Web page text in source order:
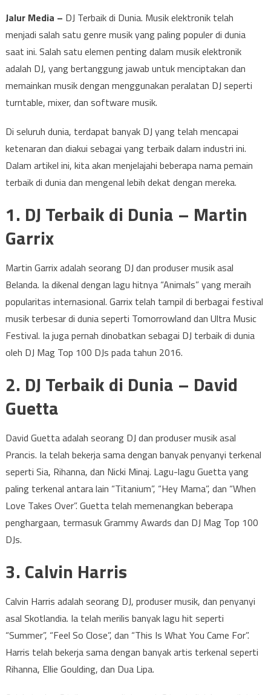
Jalur Media – DJ Terbaik di Dunia. Musik elektronik telah
menjadi salah satu genre musik yang paling populer di dunia
saat ini. Salah satu elemen penting dalam musik elektronik
adalah DJ, yang bertanggung jawab untuk menciptakan dan
memainkan musik dengan menggunakan peralatan DJ seperti
turntable, mixer, dan software musik.
Di seluruh dunia, terdapat banyak DJ yang telah mencapai
ketenaran dan diakui sebagai yang terbaik dalam industri ini.
Dalam artikel ini, kita akan menjelajahi beberapa nama pemain
terbaik di dunia dan mengenal lebih dekat dengan mereka.
1. DJ Terbaik di Dunia – Martin
Garrix
Martin Garrix adalah seorang DJ dan produser musik asal
Belanda. Ia dikenal dengan lagu hitnya “Animals” yang meraih
popularitas internasional. Garrix telah tampil di berbagai festival
musik terbesar di dunia seperti Tomorrowland dan Ultra Music
Festival. Ia juga pernah dinobatkan sebagai DJ terbaik di dunia
oleh DJ Mag Top 100 DJs pada tahun 2016.
2. DJ Terbaik di Dunia – David
Guetta
David Guetta adalah seorang DJ dan produser musik asal
Prancis. Ia telah bekerja sama dengan banyak penyanyi terkenal
seperti Sia, Rihanna, dan Nicki Minaj. Lagu-lagu Guetta yang
paling terkenal antara lain “Titanium”, “Hey Mama”, dan “When
Love Takes Over”. Guetta telah memenangkan beberapa
penghargaan, termasuk Grammy Awards dan DJ Mag Top 100
DJs.
3. Calvin Harris
Calvin Harris adalah seorang DJ, produser musik, dan penyanyi
asal Skotlandia. Ia telah merilis banyak lagu hit seperti
“Summer”, “Feel So Close”, dan “This Is What You Came For”.
Harris telah bekerja sama dengan banyak artis terkenal seperti
Rihanna, Ellie Goulding, dan Dua Lipa.